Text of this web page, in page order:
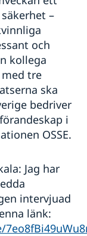
–
och
kollega
tre
ska
bedriver
i
OSSE.
Jag har
intervjuad
länk: